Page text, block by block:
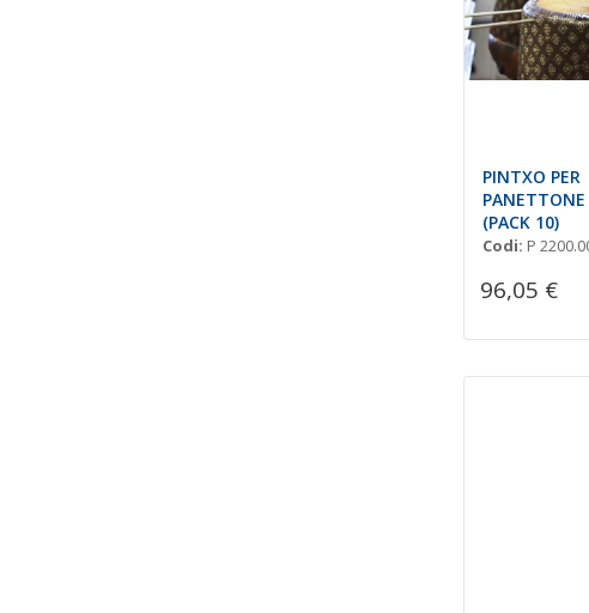
PINTXO PER
(PACK 10)
Codi: P
96,05 €